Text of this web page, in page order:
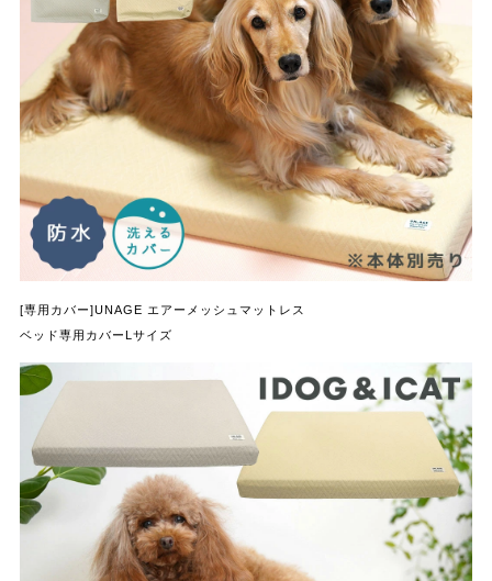
[専用カバー]UNAGE エアーメッシュマットレス
ベッド専用カバーLサイズ